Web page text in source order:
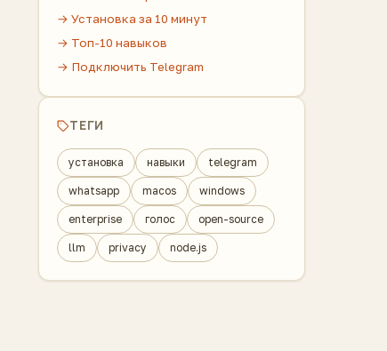
→ Установка за 10 минут
→ Топ-10 навыков
→ Подключить Telegram
ТЕГИ
установка навыки telegram
whatsapp macos windows
enterprise голос open-source
llm privacy node.js